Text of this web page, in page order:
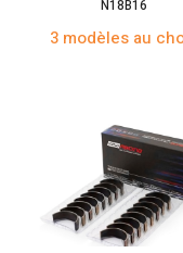
N18B16
3 modèles au